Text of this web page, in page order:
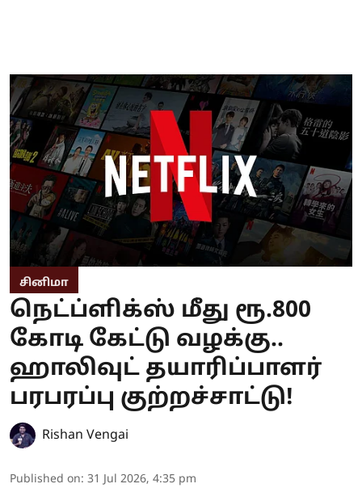
சினிமா
நெட்ப்ளிக்ஸ் மீது ரூ.800
கோடி கேட்டு வழக்கு..
ஹாலிவுட் தயாரிப்பாளர்
பரபரப்பு குற்றச்சாட்டு!
Rishan Vengai
Published on: 31 Jul 2026, 4:35 pm